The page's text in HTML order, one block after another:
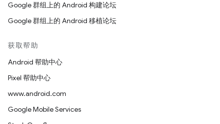
Google 群组上的 Android 构建论坛
Google 群组上的 Android 移植论坛
获取帮助
Android 帮助中心
Pixel 帮助中心
www.android.com
Google Mobile Services